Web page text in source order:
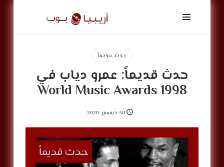
أريبيا
بوب
ArabiaPopحدث قديماً
حدث قديماً: عمرو دياب في
World Music Awards 1998
30 ديسمبر, 2020